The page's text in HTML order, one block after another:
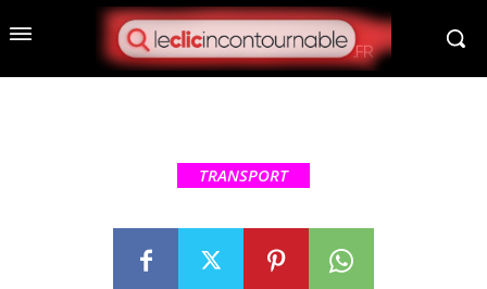
Comment allumer une
trottinette électrique : guide
TRANSPORT